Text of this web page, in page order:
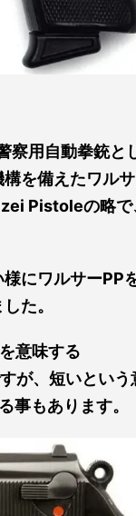
察用自動拳銃と
を備えたワルサ
Pistoleの略で
にワルサーPP
た。
意味する
が、短いという
事もあります。